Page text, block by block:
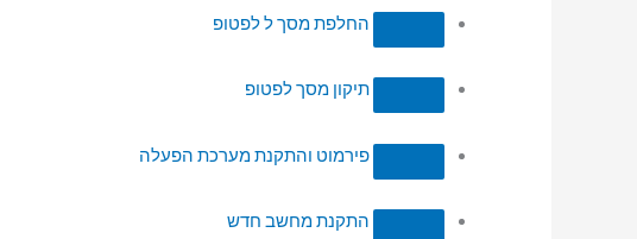
החלפת מסך ל לפטופ
תיקון מסך לפטופ
פירמוט והתקנת מערכת הפעלה
התקנת מחשב חדש